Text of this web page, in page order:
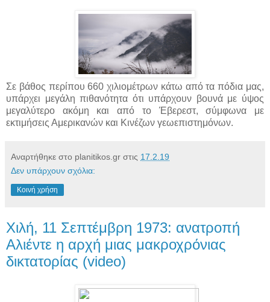
Σε βάθος περίπου 660 χιλιομέτρων κάτω από τα πόδια μας,
υπάρχει μεγάλη πιθανότητα ότι υπάρχουν βουνά με ύψος
μεγαλύτερο ακόμη και από το Έβερεστ, σύμφωνα με
εκτιμήσεις Αμερικανών και Κινέζων γεωεπιστημόνων.
Αναρτήθηκε στο planitikos.gr στις 17.2.19
Δεν υπάρχουν σχόλια:
Κοινή χρήση
Χιλή, 11 Σεπτέμβρη 1973: ανατροπή
Αλιέντε η αρχή μιας μακροχρόνιας
δικτατορίας (video)